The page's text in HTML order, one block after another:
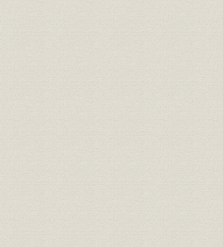
電気計器の検定並其の届方に付
電気事業主任技術者に関する件に付
料金問題其他の取締方に付
逓信省電気局移管問題に付
第三次発電水力調査実施方に付
信濃川発電所問題に付
大阪電気試験所に付
帝都の電話復興速成に付
電気通信と障害防止に付
規格統一に付
都市計画に付
農事電化と其の普及に付